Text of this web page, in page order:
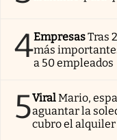
4EmpresasTras
más
a 50 empleados
5ViralMario,
aguantar la
cubro el alquiler